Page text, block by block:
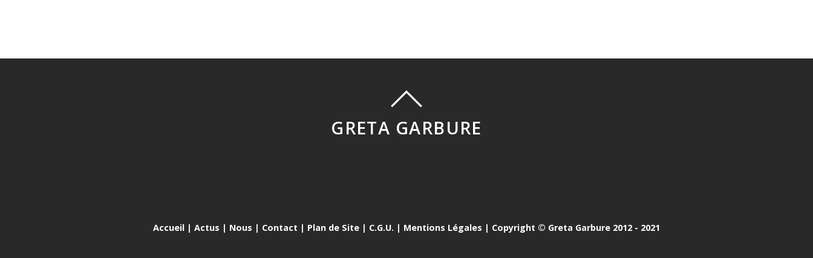
GRETA GARBURE
Accueil | Actus | Nous | Contact | Plan de Site | C.G.U. | Mentions Légales | Copyright © Greta Garbure 2012 - 2021